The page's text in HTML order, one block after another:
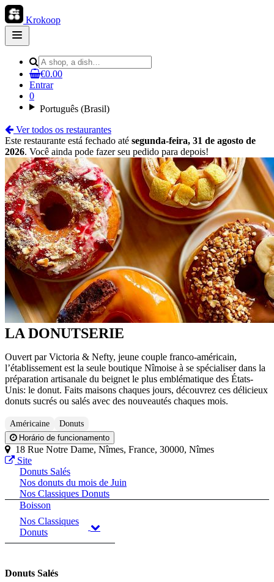
Krokoop
Open
main
€0.00
Entrar
0
Português (Brasil)
Ver todos os restaurantes
Este restaurante está fechado até segunda-feira, 31 de agosto de
2026. Você ainda pode fazer seu pedido para depois!
LA DONUTSERIE
Ouvert par Victoria & Nefty, jeune couple franco-américain,
l’établissement est la seule boutique Nîmoise à se spécialiser dans la
préparation artisanale du beignet le plus emblématique des États-
Unis: le donut. Faits maisons chaques jours, découvrez ces délicieux
donuts sucrés ou salés avec des nouveautés chaques mois.
Américaine
Donuts
Horário de funcionamento
18 Rue Notre Dame, Nîmes, France, 30000, Nîmes
Site
Donuts Salés
Nos donuts du mois de Juin
Nos Classiques Donuts
Boisson
Nos Classiques
Donuts
Donuts Salés